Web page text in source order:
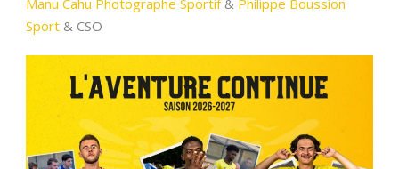
Manu Cahu Photographe Sportif& Philippe Boussion
Sport & CSO